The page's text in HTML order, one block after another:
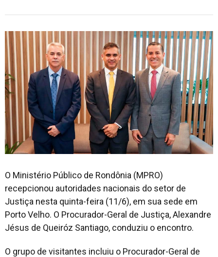
O Ministério Público de Rondônia (MPRO)
recepcionou autoridades nacionais do setor de
Justiça nesta quinta-feira (11/6), em sua sede em
Porto Velho. O Procurador-Geral de Justiça, Alexandre
Jésus de Queiróz Santiago, conduziu o encontro.
O grupo de visitantes incluiu o Procurador-Geral de